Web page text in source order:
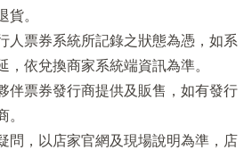
。
人票券系統所記錄之狀態為憑，如系
，依兌換商家系統端資訊為準。
伴票券發行商提供及販售，如有發行
問，以店家官網及現場說明為準，店